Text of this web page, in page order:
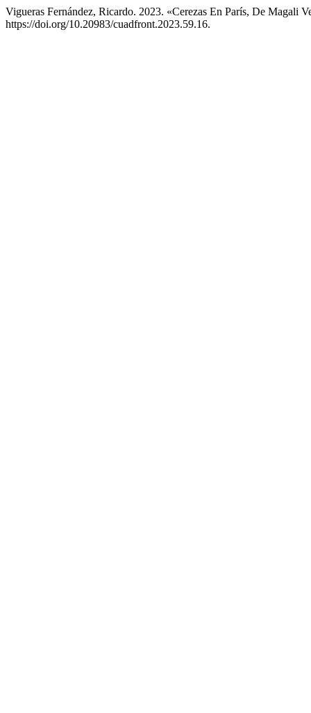
Vigueras Fernández, Ricardo. 2023. «Cerezas En París, De Magali
https://doi.org/10.20983/cuadfront.2023.59.16.